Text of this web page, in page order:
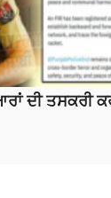
ਦੀ ਤਸਕਰੀ